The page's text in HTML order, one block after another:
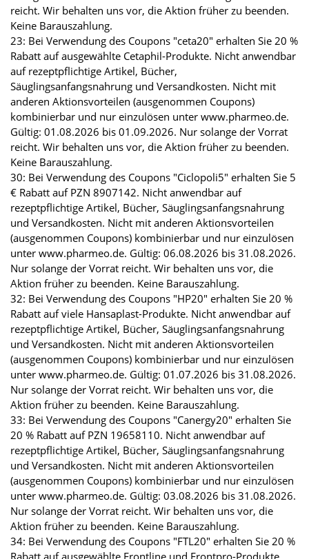
reicht. Wir behalten uns vor, die Aktion früher zu beenden.
Keine Barauszahlung.
23: Bei Verwendung des Coupons "ceta20" erhalten Sie 20 %
Rabatt auf ausgewählte Cetaphil-Produkte. Nicht anwendbar
auf rezeptpflichtige Artikel, Bücher,
Säuglingsanfangsnahrung und Versandkosten. Nicht mit
anderen Aktionsvorteilen (ausgenommen Coupons)
kombinierbar und nur einzulösen unter www.pharmeo.de.
Gültig: 01.08.2026 bis 01.09.2026. Nur solange der Vorrat
reicht. Wir behalten uns vor, die Aktion früher zu beenden.
Keine Barauszahlung.
30: Bei Verwendung des Coupons "Ciclopoli5" erhalten Sie 5
€ Rabatt auf PZN 8907142. Nicht anwendbar auf
rezeptpflichtige Artikel, Bücher, Säuglingsanfangsnahrung
und Versandkosten. Nicht mit anderen Aktionsvorteilen
(ausgenommen Coupons) kombinierbar und nur einzulösen
unter www.pharmeo.de. Gültig: 06.08.2026 bis 31.08.2026.
Nur solange der Vorrat reicht. Wir behalten uns vor, die
Aktion früher zu beenden. Keine Barauszahlung.
32: Bei Verwendung des Coupons "HP20" erhalten Sie 20 %
Rabatt auf viele Hansaplast-Produkte. Nicht anwendbar auf
rezeptpflichtige Artikel, Bücher, Säuglingsanfangsnahrung
und Versandkosten. Nicht mit anderen Aktionsvorteilen
(ausgenommen Coupons) kombinierbar und nur einzulösen
unter www.pharmeo.de. Gültig: 01.07.2026 bis 31.08.2026.
Nur solange der Vorrat reicht. Wir behalten uns vor, die
Aktion früher zu beenden. Keine Barauszahlung.
33: Bei Verwendung des Coupons "Canergy20" erhalten Sie
20 % Rabatt auf PZN 19658110. Nicht anwendbar auf
rezeptpflichtige Artikel, Bücher, Säuglingsanfangsnahrung
und Versandkosten. Nicht mit anderen Aktionsvorteilen
(ausgenommen Coupons) kombinierbar und nur einzulösen
unter www.pharmeo.de. Gültig: 03.08.2026 bis 31.08.2026.
Nur solange der Vorrat reicht. Wir behalten uns vor, die
Aktion früher zu beenden. Keine Barauszahlung.
34: Bei Verwendung des Coupons "FTL20" erhalten Sie 20 %